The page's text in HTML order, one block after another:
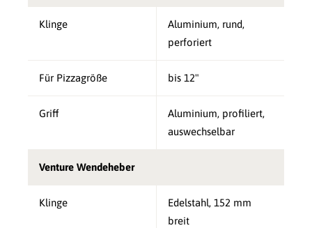
Klinge
Aluminium, rund,
perforiert
Für Pizzagröße bis 12"
Griff
Aluminium, profiliert,
auswechselbar
Venture Wendeheber
Klinge
Edelstahl, 152 mm
breit